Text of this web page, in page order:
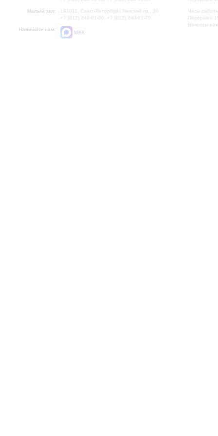
Малый зал:
191011, Санкт-Петербург, Невский пр., 30
+7 (812) 240-01-00, +7 (812) 240-01-70
Напишите нам:
MAX
Часы
Перерыв с
Вопросы